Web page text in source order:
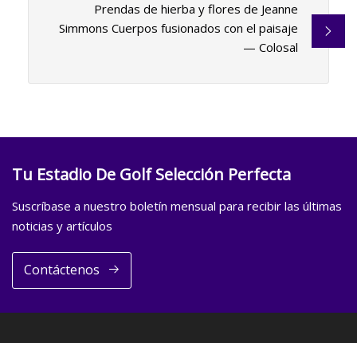
Prendas de hierba y flores de Jeanne
Simmons Cuerpos fusionados con el paisaje
— Colosal
Tu Estadio De Golf Selección Perfecta
Suscríbase a nuestro boletín mensual para recibir las últimas
noticias y artículos
Contáctenos